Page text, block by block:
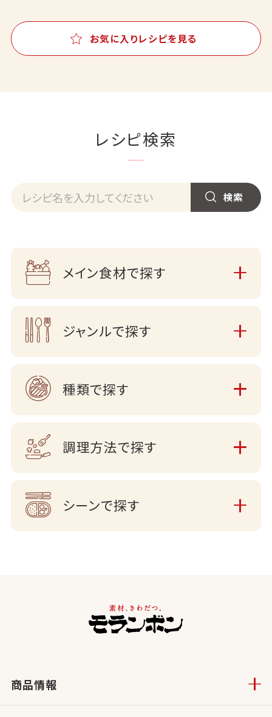
お気に入りレシピを見る
レシピ検索
メイン食材で探す
ジャンルで探す
種類で探す
調理方法で探す
シーンで探す
商品情報